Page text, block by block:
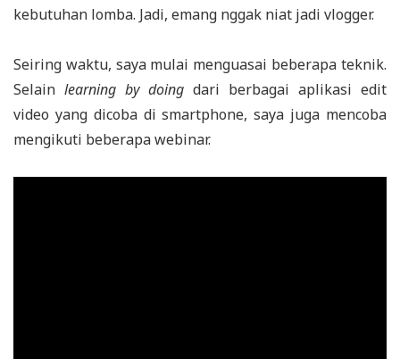
kebutuhan lomba. Jadi, emang nggak niat jadi vlogger.
Seiring waktu, saya mulai menguasai beberapa teknik.
Selain learning by doing dari berbagai aplikasi edit
video yang dicoba di smartphone, saya juga mencoba
mengikuti beberapa webinar.